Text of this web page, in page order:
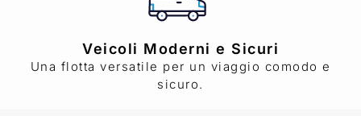
Veicoli Moderni e Sicuri
Una flotta versatile per un viaggio comodo e
sicuro.